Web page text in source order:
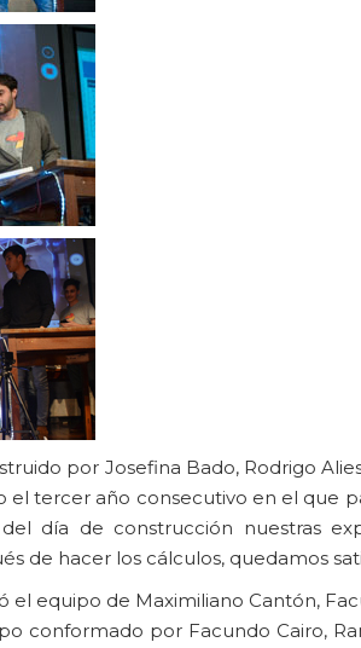
por Josefina Bado, Rodrigo
el tercer año consecutivo en el que
día de construcción nuestras
de hacer los cálculos, quedamos
el equipo de Maximiliano Cantón,
conformado por Facundo Cairo,